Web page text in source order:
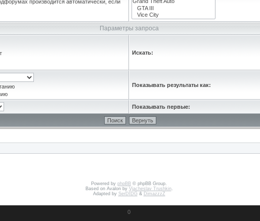
производится автоматически, если
Параметры запроса
Искать:
Показывать результаты как:
Показывать первые:
Powered by phpBB © phpBB Group.
Based on Avalon by Vjacheslav Trushkin.
Adapted by SerDIDG& DimazzzZ
0